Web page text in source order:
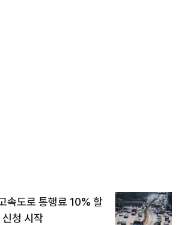
속도로 통행료 10% 할
청 시작